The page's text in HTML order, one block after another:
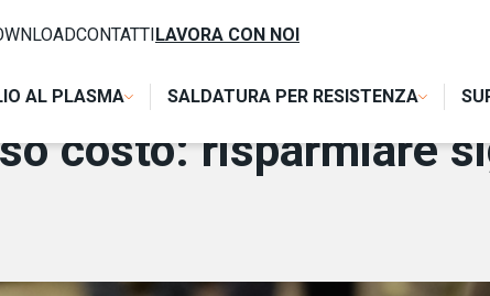
AL PLASMA SALDATURA PER RESISTENZA
CONTATTILAVORA CON NOI
costo: risparmiare